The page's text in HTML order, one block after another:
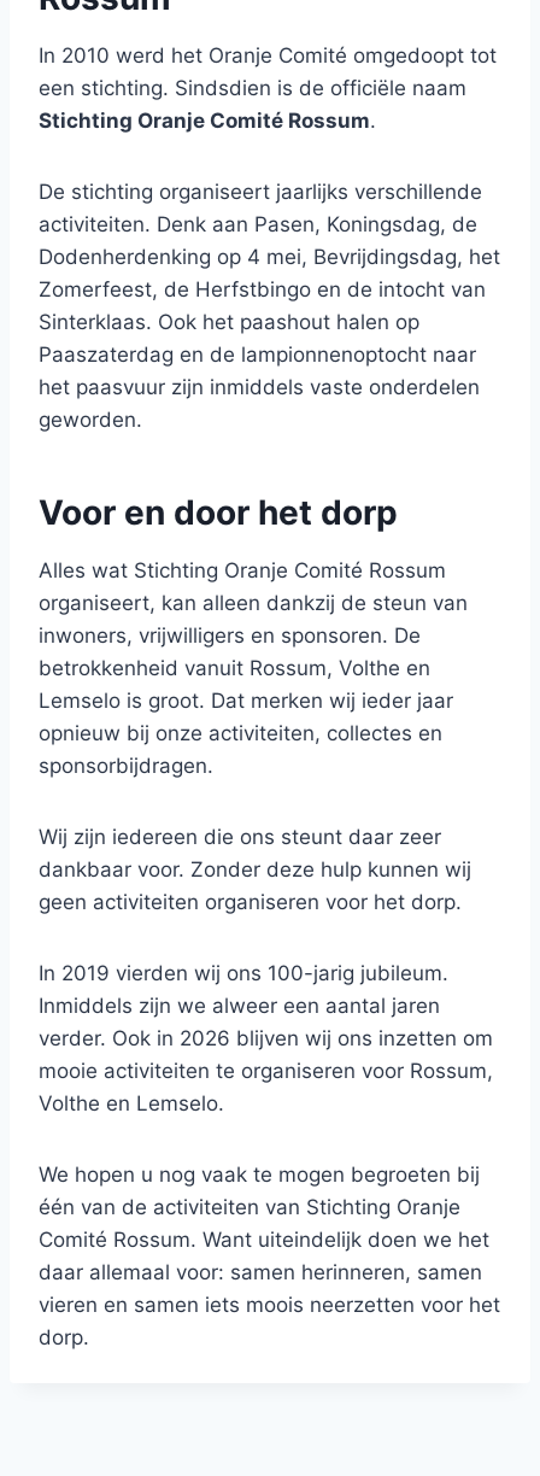
In 2010 werd het Oranje Comité omgedoopt tot
een stichting. Sindsdien is de officiële naam
Stichting Oranje Comité Rossum.
De stichting organiseert jaarlijks verschillende
activiteiten. Denk aan Pasen, Koningsdag, de
Dodenherdenking op 4 mei, Bevrijdingsdag, het
Zomerfeest, de Herfstbingo en de intocht van
Sinterklaas. Ook het paashout halen op
Paaszaterdag en de lampionnenoptocht naar
het paasvuur zijn inmiddels vaste onderdelen
geworden.
Voor en door het dorp
Alles wat Stichting Oranje Comité Rossum
organiseert, kan alleen dankzij de steun van
inwoners, vrijwilligers en sponsoren. De
betrokkenheid vanuit Rossum, Volthe en
Lemselo is groot. Dat merken wij ieder jaar
opnieuw bij onze activiteiten, collectes en
sponsorbijdragen.
Wij zijn iedereen die ons steunt daar zeer
dankbaar voor. Zonder deze hulp kunnen wij
geen activiteiten organiseren voor het dorp.
In 2019 vierden wij ons 100-jarig jubileum.
Inmiddels zijn we alweer een aantal jaren
verder. Ook in 2026 blijven wij ons inzetten om
mooie activiteiten te organiseren voor Rossum,
Volthe en Lemselo.
We hopen u nog vaak te mogen begroeten bij
één van de activiteiten van Stichting Oranje
Comité Rossum. Want uiteindelijk doen we het
daar allemaal voor: samen herinneren, samen
vieren en samen iets moois neerzetten voor het
dorp.